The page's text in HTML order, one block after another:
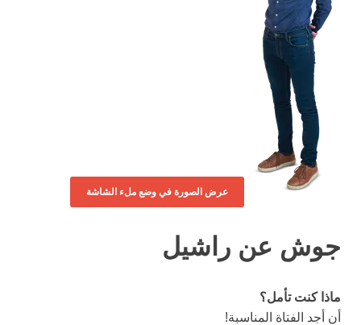
عرض الصورة في وضع ملء الشاشة
جوش عن راشيل
ماذا كنت تأمل؟
أن أجد الفتاة المناسبة!